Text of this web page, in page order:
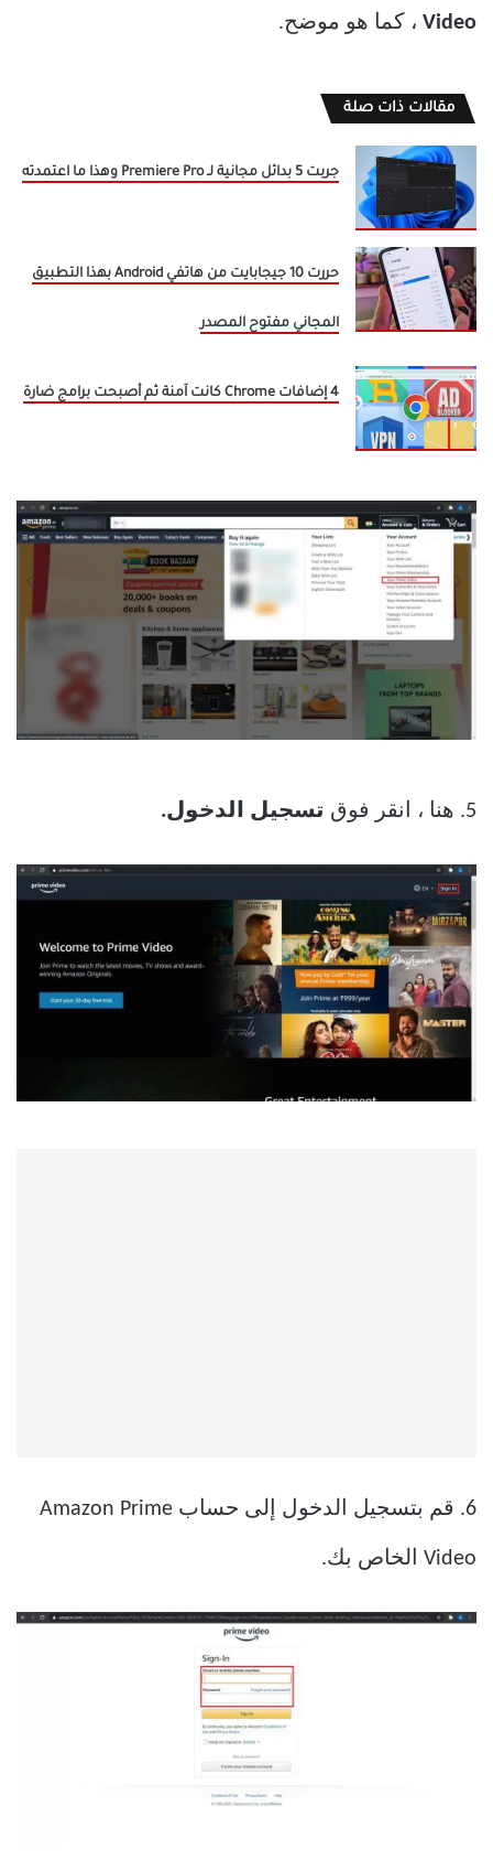
Video ، كما هو موضح.
مقالات ذات صلة
جربت 5 بدائل مجانية لـ Premiere Pro وهذا ما اعتمدته
حررت 10 جيجابايت من هاتفي Android بهذا التطبيق
المجاني مفتوح المصدر
4 إضافات Chrome كانت آمنة ثم أصبحت برامج ضارة
5. هنا ، انقر فوق تسجيل الدخول.
6. قم بتسجيل الدخول إلى حساب Amazon Prime
Video الخاص بك.